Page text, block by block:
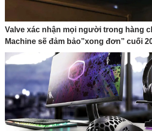
Valve xác nhận mọi người trong hàng
Machine sẽ đảm bảo”xong đơn” cuối